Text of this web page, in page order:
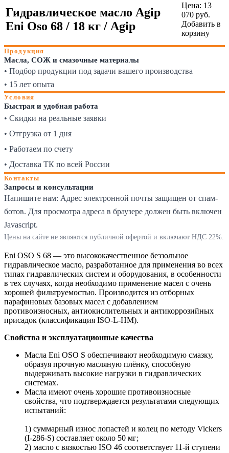
Гидравлическое масло Agip
Eni Oso 68 / 18 кг / Agip
Цена: 13
070 руб.
Добавить в
корзину
Продукция
Масла, СОЖ и смазочные материалы
• Подбор продукции под задачи вашего производства
• 15 лет опыта
Условия
Быстрая и удобная работа
• Скидки на реальные заявки
• Отгрузка от 1 дня
• Работаем по счету
• Доставка ТК по всей России
Контакты
Запросы и консультации
Напишите нам: Адрес электронной почты защищен от спам-
ботов. Для просмотра адреса в браузере должен быть включен
Javascript.
Цены на сайте не являются публичной офертой и включают НДС 22%.
Eni OSO S 68 — это высококачественное беззольное
гидравлическое масло, разработанное для применения во всех
типах гидравлических систем и оборудования, в особенности
в тех случаях, когда необходимо применение масел с очень
хорошей фильтруемостью. Производится из отборных
парафиновых базовых масел с добавлением
противоизносных, антиокислительных и антикоррозийных
присадок (классификация ISO-L-HM).
Свойства и эксплуатационные качества
Масла Eni OSO S обеспечивают необходимую смазку,
образуя прочную масляную плёнку, способную
выдерживать высокие нагрузки в гидравлических
системах.
Масла имеют очень хорошие противоизносные
свойства, что подтверждается результатами следующих
испытаний:
1) суммарный износ лопастей и колец по методу Vickers
(I-286-S) составляет около 50 мг;
2) масло с вязкостью ISO 46 соответствует 11-й ступени